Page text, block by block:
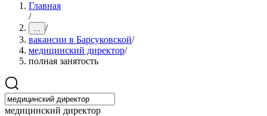
Главная
/
... /
вакансии в Барсуковской/
медицинский директор/
полная занятость
медицинский директор